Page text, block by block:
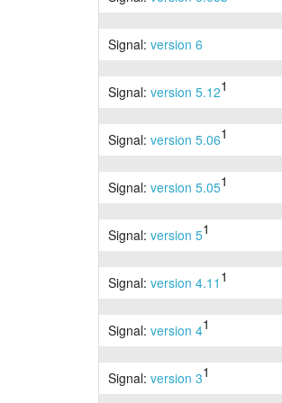
Signal:version 6
Signal:version 5.121
Signal:version 5.061
Signal:version 5.051
Signal:version 51
Signal:version 4.11 1
Signal:version 41
Signal:version 31